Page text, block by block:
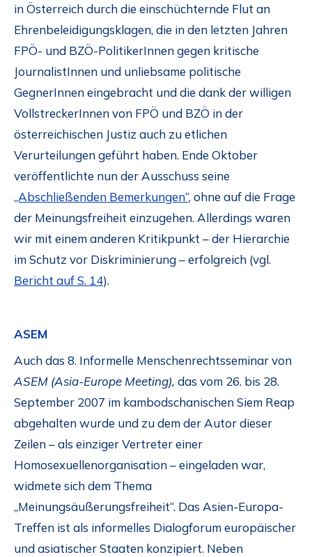
in Österreich durch die einschüchternde Flut an
Ehrenbeleidigungsklagen, die in den letzten Jahren
FPÖ- und BZÖ-PolitikerInnen gegen kritische
JournalistInnen und unliebsame politische
GegnerInnen eingebracht und die dank der willigen
VollstreckerInnen von FPÖ und BZÖ in der
österreichischen Justiz auch zu etlichen
Verurteilungen geführt haben. Ende Oktober
veröffentlichte nun der Ausschuss seine
„Abschließenden Bemerkungen“, ohne auf die Frage
der Meinungsfreiheit einzugehen. Allerdings waren
wir mit einem anderen Kritikpunkt – der Hierarchie
im Schutz vor Diskriminierung – erfolgreich (vgl.
Bericht auf S. 14).
ASEM
Auch das 8. Informelle Menschenrechtsseminar von
ASEM (Asia-Europe Meeting), das vom 26. bis 28.
September 2007 im kambodschanischen Siem Reap
abgehalten wurde und zu dem der Autor dieser
Zeilen – als einziger Vertreter einer
Homosexuellenorganisation – eingeladen war,
widmete sich dem Thema
„Meinungsäußerungsfreiheit“. Das Asien-Europa-
Treffen ist als informelles Dialogforum europäischer
und asiatischer Staaten konzipiert. Neben